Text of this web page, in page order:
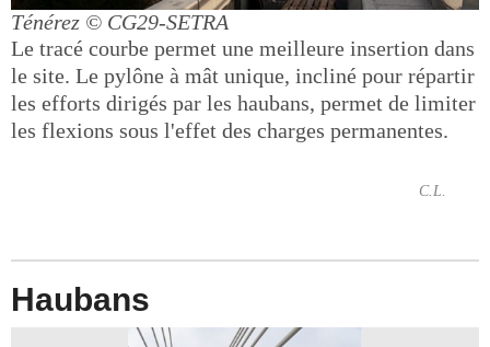
Ténérez © CG29-SETRA
Le tracé courbe permet une meilleure insertion dans
le site. Le pylône à mât unique, incliné pour répartir
les efforts dirigés par les haubans, permet de limiter
les flexions sous l'effet des charges permanentes.
C.L.
Haubans